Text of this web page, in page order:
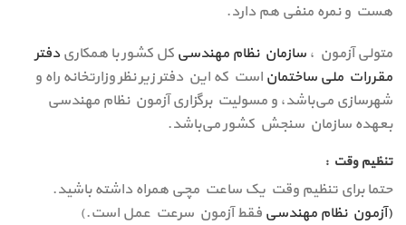
هست و نمره منفی هم دارد.
متولی آزمون ، سازمان نظام مهندسی کل کشور با همکاری دفتر
مقررات ملی ساختمان است که این دفتر زیر نظر وزارتخانه راه و
شهرسازی می‌باشد، و مسولیت برگزاری آزمون نظام مهندسی
بعهده سازمان سنجش کشور می‌باشد.
تنظیم وقت :
حتما برای تنظیم وقت یک ساعت مچی همراه داشته باشید.
(آزمون نظام مهندسی فقط آزمون سرعت عمل است.)